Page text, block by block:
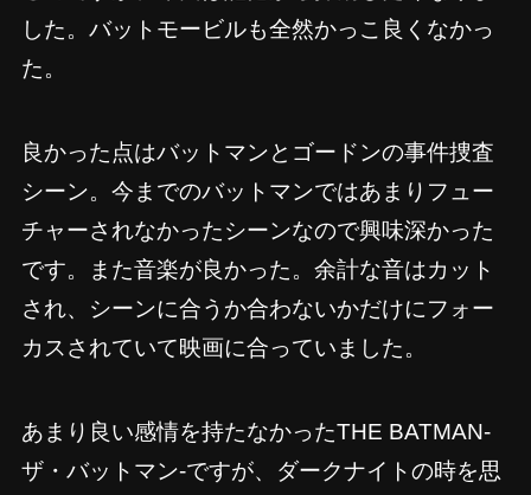
した。バットモービルも全然かっこ良くなかっ
た。
良かった点はバットマンとゴードンの事件捜査
シーン。今までのバットマンではあまりフュー
チャーされなかったシーンなので興味深かった
です。また音楽が良かった。余計な音はカット
され、シーンに合うか合わないかだけにフォー
カスされていて映画に合っていました。
あまり良い感情を持たなかったTHE BATMAN-
ザ・バットマン-ですが、ダークナイトの時を思